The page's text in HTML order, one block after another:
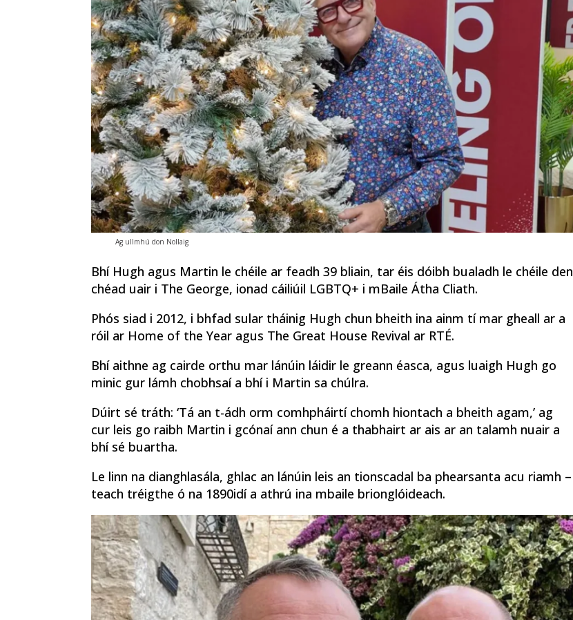
Ag ullmhú don Nollaig
Bhí Hugh agus Martin le chéile ar feadh 39 bliain, tar éis dóibh bualadh le chéile den
chéad uair i The George, ionad cáiliúil LGBTQ+ i mBaile Átha Cliath.
Phós siad i 2012, i bhfad sular tháinig Hugh chun bheith ina ainm tí mar gheall ar a
róil ar Home of the Year agus The Great House Revival ar RTÉ.
Bhí aithne ag cairde orthu mar lánúin láidir le greann éasca, agus luaigh Hugh go
minic gur lámh chobhsaí a bhí i Martin sa chúlra.
Dúirt sé tráth: ‘Tá an t-ádh orm comhpháirtí chomh hiontach a bheith agam,’ ag
cur leis go raibh Martin i gcónaí ann chun é a thabhairt ar ais ar an talamh nuair a
bhí sé buartha.
Le linn na dianghlasála, ghlac an lánúin leis an tionscadal ba phearsanta acu riamh –
teach tréigthe ó na 1890idí a athrú ina mbaile brionglóideach.